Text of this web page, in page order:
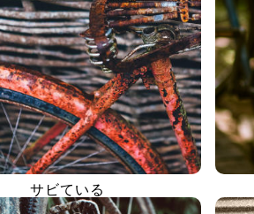
サビている